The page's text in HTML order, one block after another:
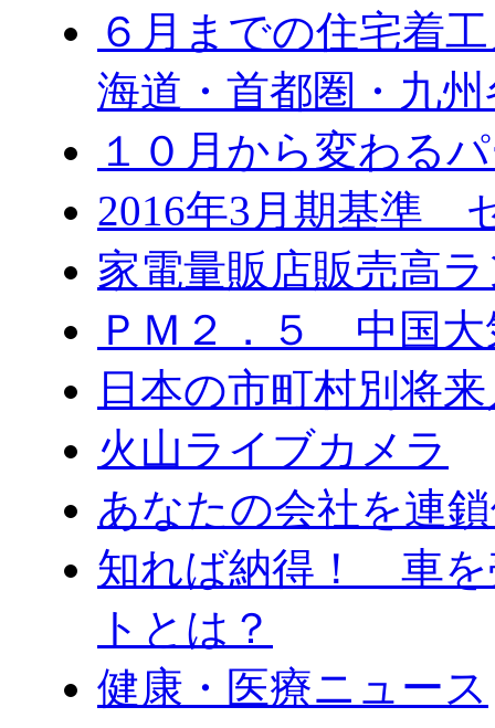
６月までの住宅着
海道・首都圏・九
１０月から変わ
2016年3月期基準
家電量販店販売高
ＰＭ２．５ 中国大
日本の市町村別将
火山ライブカメラ
あなたの会社を連
知れば納得！ 車を
トとは？
健康・医療ニュース